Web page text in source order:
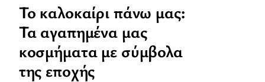
Το καλοκαίρι πάνω μας:
Τα αγαπημένα μας
κοσμήματα με σύμβολα
της εποχής